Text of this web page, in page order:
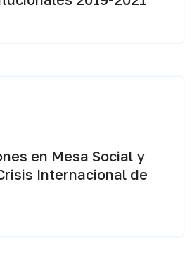
en Mesa Social y
Internacional de